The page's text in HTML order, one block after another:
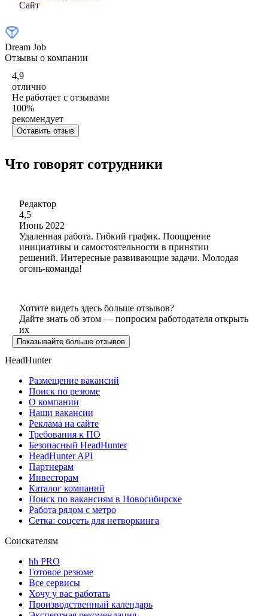
Сайт
Dream Job
Отзывы о компании
4,9
отлично
Не работает с отзывами
100%
рекомендует
Оставить отзыв
Что говорят сотрудники
Редактор
4,5
Июнь 2022
Удаленная работа. Гибкий график. Поощрение
инициативы и самостоятельности в принятии
решений. Интересные развивающие задачи. Молодая
огонь-команда!
Хотите видеть здесь больше отзывов?
Дайте знать об этом — попросим работодателя открыть
их
Показывайте больше отзывов
HeadHunter
Размещение вакансий
Поиск по резюме
О компании
Наши вакансии
Реклама на сайте
Требования к ПО
Безопасный HeadHunter
HeadHunter API
Партнерам
Инвесторам
Каталог компаний
Поиск по вакансиям в Новосибирске
Работа рядом с метро
Сетка: соцсеть для нетворкинга
Соискателям
hh PRO
Готовое резюме
Все сервисы
Хочу у вас работать
Производственный календарь